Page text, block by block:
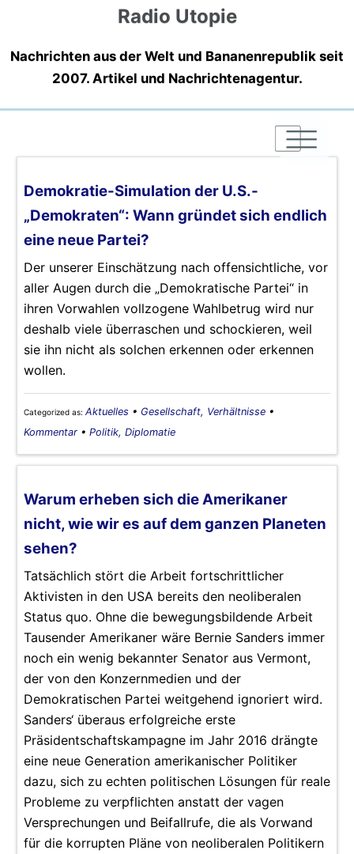
Radio Utopie
Nachrichten aus der Welt und Bananenrepublik seit
2007. Artikel und Nachrichtenagentur.
|
|
|
Demokratie-Simulation der U.S.-
„Demokraten“: Wann gründet sich endlich
eine neue Partei?
Der unserer Einschätzung nach offensichtliche, vor
aller Augen durch die „Demokratische Partei“ in
ihren Vorwahlen vollzogene Wahlbetrug wird nur
deshalb viele überraschen und schockieren, weil
sie ihn nicht als solchen erkennen oder erkennen
wollen.
Categorized as: Aktuelles • Gesellschaft, Verhältnisse •
Kommentar • Politik, Diplomatie
Warum erheben sich die Amerikaner
nicht, wie wir es auf dem ganzen Planeten
sehen?
Tatsächlich stört die Arbeit fortschrittlicher
Aktivisten in den USA bereits den neoliberalen
Status quo. Ohne die bewegungsbildende Arbeit
Tausender Amerikaner wäre Bernie Sanders immer
noch ein wenig bekannter Senator aus Vermont,
der von den Konzernmedien und der
Demokratischen Partei weitgehend ignoriert wird.
Sanders‘ überaus erfolgreiche erste
Präsidentschaftskampagne im Jahr 2016 drängte
eine neue Generation amerikanischer Politiker
dazu, sich zu echten politischen Lösungen für reale
Probleme zu verpflichten anstatt der vagen
Versprechungen und Beifallrufe, die als Vorwand
für die korrupten Pläne von neoliberalen Politikern